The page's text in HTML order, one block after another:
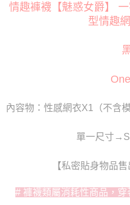
ATM／網路銀行／等多元方式進行
※ 請注意：結帳手續完成當下不需
購買商品的店家。未經商家同意取
※ 交易是否成功請以「AFTEE先享
易，需依本服務之必要範圍內提供
２．關於個人資料處理事宜，請瀏
https://aftee.tw/terms/#terms3
「AFTEE先享後付」，若未經同意
４．使用「AFTEE先享後付」時，
時審查核予不同之上限額度；若仍
每筆NT$80
7-11取貨付款
每筆NT$80，滿NT$6,000(含以
情趣褲襪【魅惑女爵】
型情趣
內容物：性感網衣X1（不含
單一尺寸
【私密貼身物品
# 褲襪類屬消耗性商品，穿